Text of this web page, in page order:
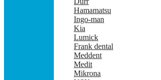
Hamamatsu
Ingo-man
Kia
Lumick
Frank dental
Meddent
Medit
Mikrona